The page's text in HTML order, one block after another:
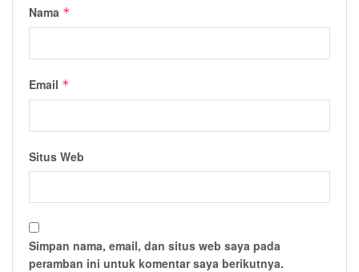
Nama *
Email *
Situs Web
Simpan nama, email, dan situs web saya pada
peramban ini untuk komentar saya berikutnya.